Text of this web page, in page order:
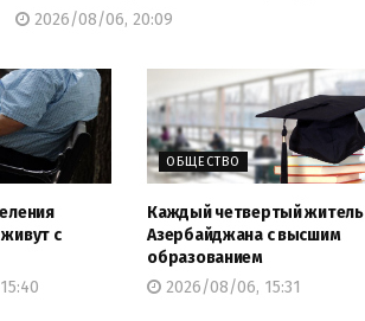
2026/08/06, 20:09
с
ОБЩЕСТВО
Каждый четвертый житель
Азербайджана с высшим
образованием
2026/08/06, 15:31